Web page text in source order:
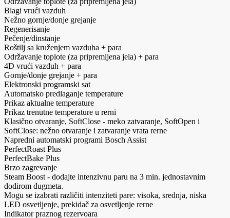
Blagi vrući vazduh
Nežno gornje/donje grejanje
Regenerisanje
Pečenje/dinstanje
Roštilj sa kruženjem vazduha + para
Održavanje toplote (za pripremljena jela) + para
4D vrući vazduh + para
Gornje/donje grejanje + para
Elektronski programski sat
Automatsko predlaganje temperature
Prikaz aktualne temperature
Prikaz trenutne temperature u rerni
Klasično otvaranje, SoftClose - meko zatvaranje, SoftOpen i
SoftClose: nežno otvaranje i zatvaranje vrata rerne
Napredni automatski programi Bosch Assist
PerfectRoast Plus
PerfectBake Plus
Brzo zagrevanje
Steam Boost - dodajte intenzivnu paru na 3 min. jednostavnim
dodirom dugmeta.
Mogu se izabrati različiti intenziteti pare: visoka, srednja, niska
LED osvetljenje, prekidač za osvetljenje rerne
Indikator praznog rezervoara